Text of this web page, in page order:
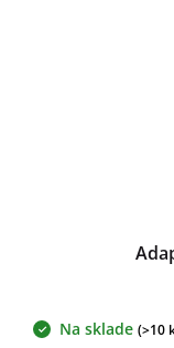
Na sklade (>10